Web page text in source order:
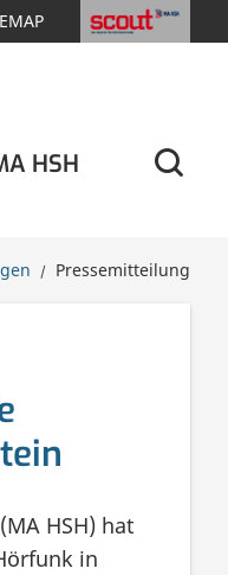
HSH
Pressemitteilung
HSH) hat
in